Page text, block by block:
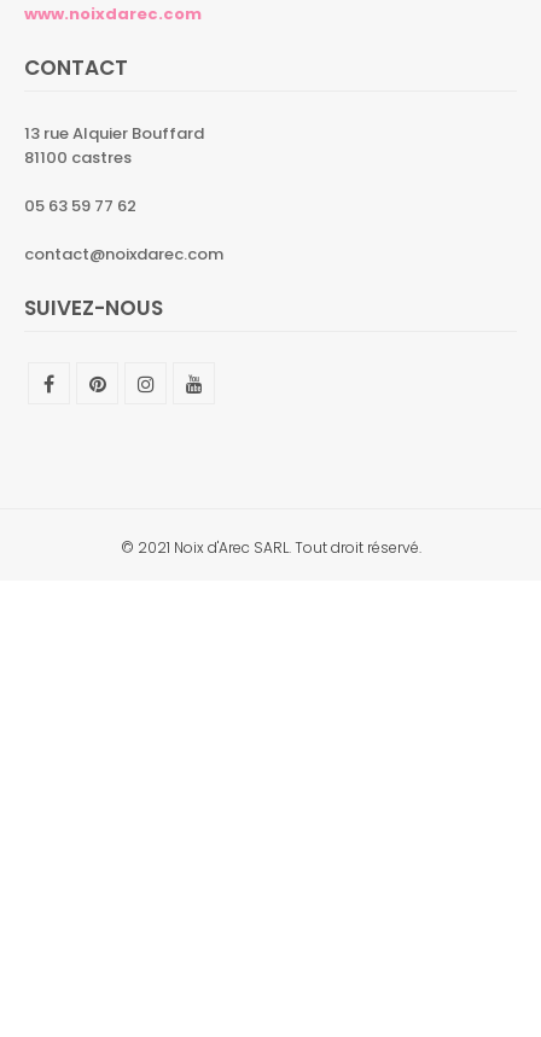
www.noixdarec.com
CONTACT
13 rue Alquier Bouffard
81100 castres
05 63 59 77 62
contact@noixdarec.com
SUIVEZ-NOUS
© 2021 Noix d'Arec SARL. Tout droit réservé.